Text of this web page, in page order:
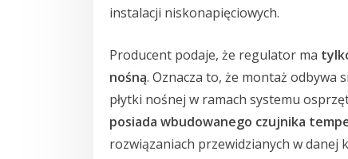
instalacji niskonapięciowych.
Producent podaje, że regulator ma
nośną. Oznacza to, że montaż odbywa
płytki nośnej w ramach systemu
posiada wbudowanego czujnika
rozwiązaniach przewidzianych w danej